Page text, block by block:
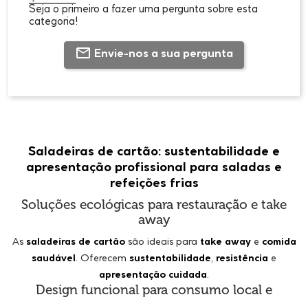
Seja o primeiro a fazer uma pergunta sobre esta
categoria!
Envie-nos a sua pergunta
Saladeiras de cartão: sustentabilidade e
apresentação profissional para saladas e
refeições frias
Soluções ecológicas para restauração e take
away
As saladeiras de cartãosão ideais para take awaye comida
saudável. Oferecem sustentabilidade, resistência e
apresentação cuidada.
Design funcional para consumo local e